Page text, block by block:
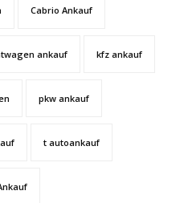
Cabrio Ankauf
ankauf kfz ankauf
pkw ankauf
t autoankauf